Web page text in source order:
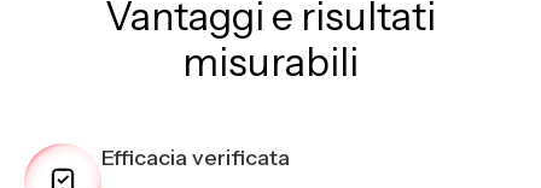
Vantaggi e risultati
misurabili
Efficacia verificata